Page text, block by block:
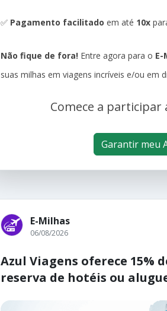
✅ Pagamento facilitado em até 10x
Não fique de fora! Entre agora para o E-
suas milhas em viagens incríveis e/ou em
Comece a participar
Garantir meu
E-Milhas
06/08/2026
Azul Viagens oferece 15%
reserva de hotéis ou